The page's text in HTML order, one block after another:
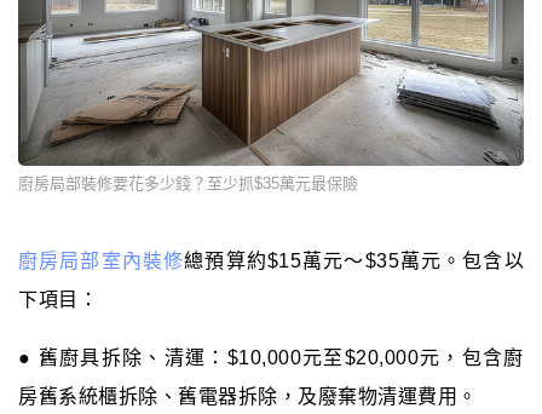
廚房局部裝修要花多少錢？至少抓$35萬元最保險
廚房局部室內裝修總預算約$15萬元～$35萬元。包含以
下項目：
● 舊廚具拆除、清運：$10,000元至$20,000元，包含廚
房舊系統櫃拆除、舊電器拆除，及廢棄物清運費用。